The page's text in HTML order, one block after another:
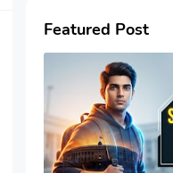
Featured Post